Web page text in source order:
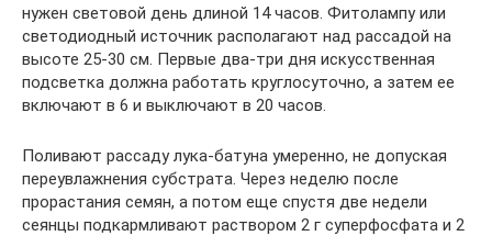
нужен световой день длиной 14 часов. Фитолампу или
светодиодный источник располагают над рассадой на
высоте 25-30 см. Первые два-три дня искусственная
подсветка должна работать круглосуточно, а затем ее
включают в 6 и выключают в 20 часов.
Поливают рассаду лука-батуна умеренно, не допуская
переувлажнения субстрата. Через неделю после
прорастания семян, а потом еще спустя две недели
сеянцы подкармливают раствором 2 г суперфосфата и 2